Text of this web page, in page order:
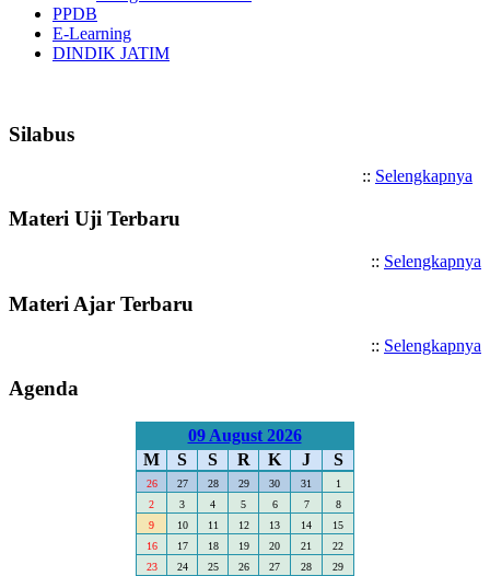
PPDB
E-Learning
DINDIK JATIM
Silabus
:: Selengkapnya
Materi Uji Terbaru
:: Selengkapnya
Materi Ajar Terbaru
:: Selengkapnya
Agenda
09 August 2026
M
S S R K J S
26 27 28 29 30 31
1
2
3 4 5 6 7
8
9
10 11 12 13 14
15
16
17 18 19 20 21
22
23
24 25 26 27 28
29